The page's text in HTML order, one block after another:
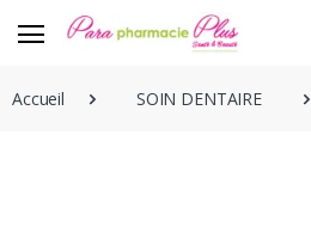
Accueil SOIN DENTAIRE